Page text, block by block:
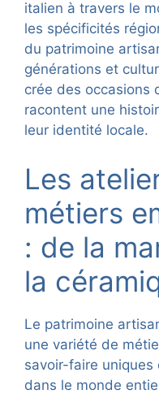
italien à travers le
les spécificités
du patrimoine
générations et
crée des occasions
racontent une
leur identité locale.
Les
métiers
: de la
la
Le patrimoine
une variété de
savoir-faire
dans le monde